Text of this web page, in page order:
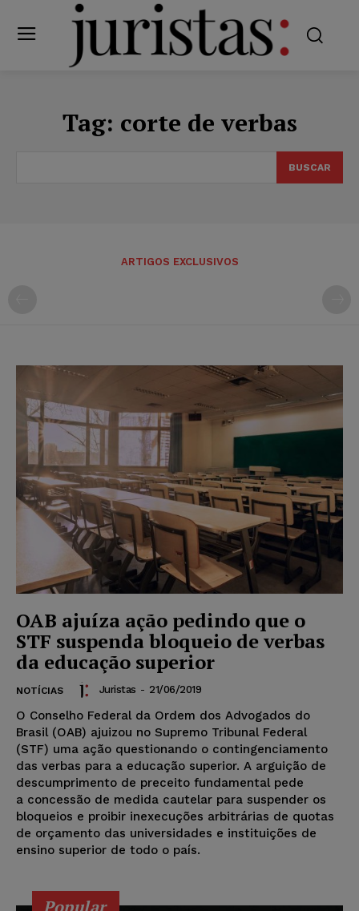
Tag: corte de verbas
BUSCAR
ARTIGOS EXCLUSIVOS
OAB ajuíza ação pedindo que o
STF suspenda bloqueio de verbas
da educação superior
NOTÍCIAS Juristas - 21/06/2019
O Conselho Federal da Ordem dos Advogados do
Brasil (OAB) ajuizou no Supremo Tribunal Federal
(STF) uma ação questionando o contingenciamento
das verbas para a educação superior. A arguição de
descumprimento de preceito fundamental pede
a concessão de medida cautelar para suspender os
bloqueios e proibir inexecuções arbitrárias de quotas
de orçamento das universidades e instituições de
ensino superior de todo o país.